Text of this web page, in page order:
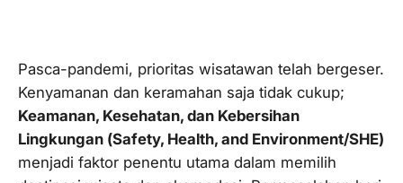
Pasca-pandemi, prioritas wisatawan telah bergeser.
Kenyamanan dan keramahan saja tidak cukup;
Keamanan, Kesehatan, dan Kebersihan
Lingkungan (Safety, Health, and Environment/SHE)
menjadi faktor penentu utama dalam memilih